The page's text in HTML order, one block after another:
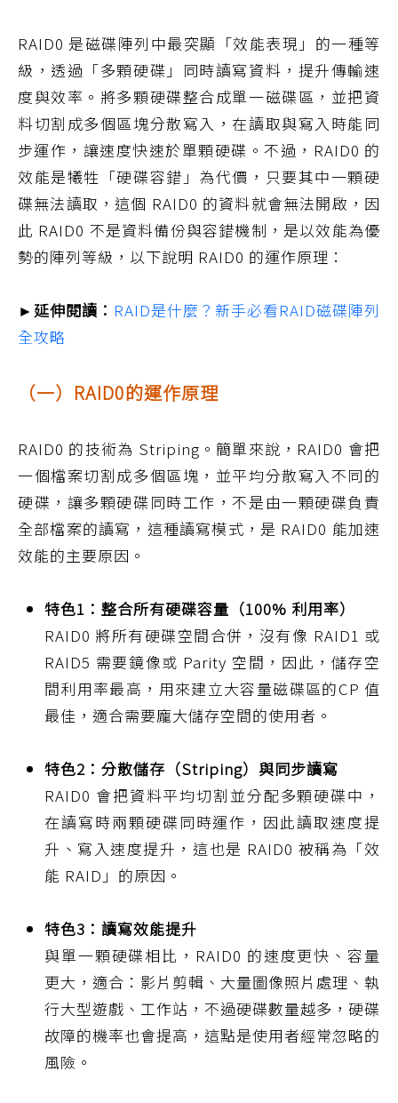
RAID0 是磁碟陣列中最突顯「效能表現」的一種等
級，透過「多顆硬碟」同時讀寫資料，提升傳輸速
度與效率。將多顆硬碟整合成單一磁碟區，並把資
料切割成多個區塊分散寫入，在讀取與寫入時能同
步運作，讓速度快速於單顆硬碟。不過，RAID0 的
效能是犧牲「硬碟容錯」為代價，只要其中一顆硬
碟無法讀取，這個 RAID0 的資料就會無法開啟，因
此 RAID0 不是資料備份與容錯機制，是以效能為優
勢的陣列等級，以下說明 RAID0 的運作原理：
►延伸閱讀： RAID是什麼？新手必看RAID磁碟陣列
全攻略
（一）RAID0的運作原理
RAID0 的技術為 Striping。簡單來說，RAID0 會把
一個檔案切割成多個區塊，並平均分散寫入不同的
硬碟，讓多顆硬碟同時工作，不是由一顆硬碟負責
全部檔案的讀寫，這種讀寫模式，是 RAID0 能加速
效能的主要原因。
特色1：整合所有硬碟容量（100% 利用率）
RAID0 將所有硬碟空間合併，沒有像 RAID1 或
RAID5 需要鏡像或 Parity 空間，因此，儲存空
間利用率最高，用來建立大容量磁碟區的CP 值
最佳，適合需要龐大儲存空間的使用者。
特色2：分散儲存（Striping）與同步讀寫
RAID0 會把資料平均切割並分配多顆硬碟中，
在讀寫時兩顆硬碟同時運作，因此讀取速度提
升、寫入速度提升，這也是 RAID0 被稱為「效
能 RAID」的原因。
特色3：讀寫效能提升
與單一顆硬碟相比，RAID0 的速度更快、容量
更大，適合：影片剪輯、大量圖像照片處理、執
行大型遊戲、工作站，不過硬碟數量越多，硬碟
故障的機率也會提高，這點是使用者經常忽略的
風險。